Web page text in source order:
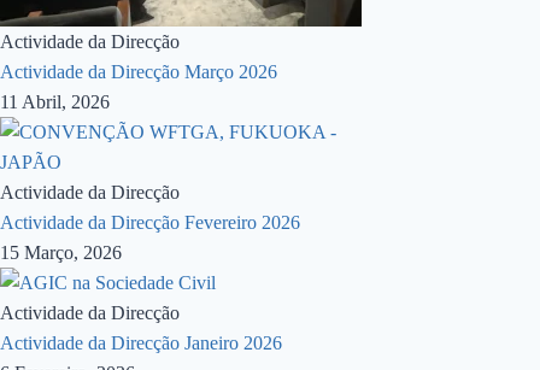
Actividade da Direcção
Actividade da Direcção Março 2026
11 Abril, 2026
Actividade da Direcção
Actividade da Direcção Fevereiro 2026
15 Março, 2026
Actividade da Direcção
Actividade da Direcção Janeiro 2026